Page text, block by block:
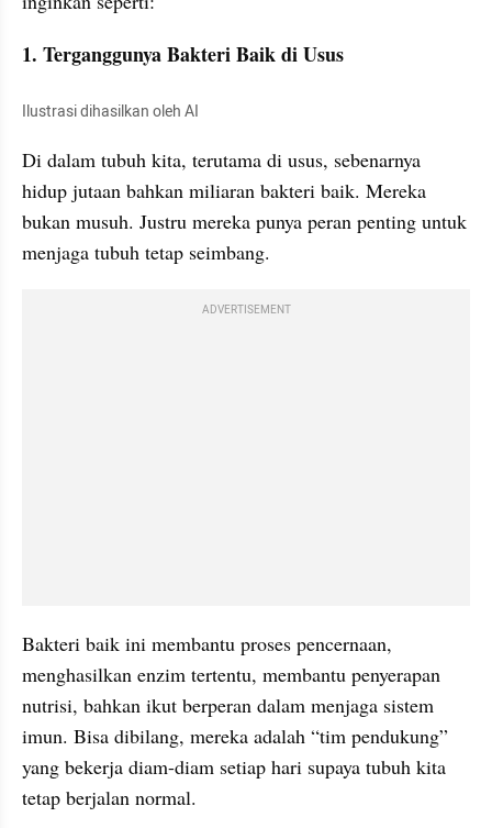
1. Terganggunya Bakteri Baik di Usus
Ilustrasi dihasilkan oleh AI
Di dalam tubuh kita, terutama di usus, sebenarnya
hidup jutaan bahkan miliaran bakteri baik. Mereka
bukan musuh. Justru mereka punya peran penting untuk
menjaga tubuh tetap seimbang.
ADVERTISEMENT
Bakteri baik ini membantu proses pencernaan,
menghasilkan enzim tertentu, membantu penyerapan
nutrisi, bahkan ikut berperan dalam menjaga sistem
imun. Bisa dibilang, mereka adalah “tim pendukung”
yang bekerja diam-diam setiap hari supaya tubuh kita
tetap berjalan normal.